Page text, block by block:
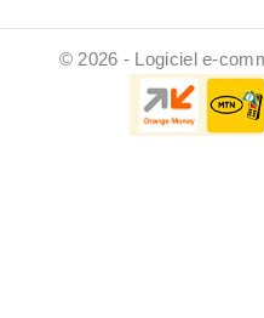
© 2026 - Logiciel e-